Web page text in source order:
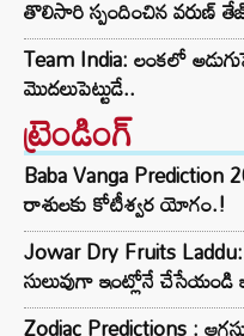
తొలిసారి స్పందించిన వరుణ్
Team India: లంకలో
మొదలుపెట్టుడే..
ట్రెండింగ్‌
Baba Vanga
రాశులకు కోటీశ్వర యోగం.!
Jowar Dry Fruits Laddu:
సులువుగా ఇంట్లోనే